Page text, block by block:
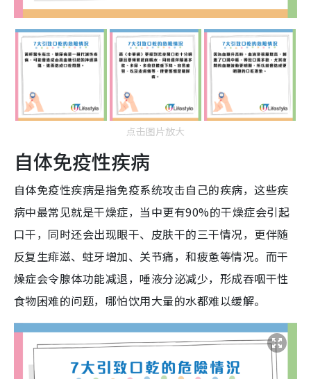
点击图片放大
自体免疫性疾病
自体免疫性疾病是指免疫系统攻击自己的疾病，这些疾
病中最常见就是干燥症，当中更有90%的干燥症会引起
口干，同时还会出现眼干、皮肤干的三干情况，更伴随
反复生痱滋、蛀牙增加、关节痛，和疲惫等情况。而干
燥症会令腺体功能减退，唾液分泌减少，形成吞咽干性
食物困难的问题，哪怕饮用大量的水都难以缓解。